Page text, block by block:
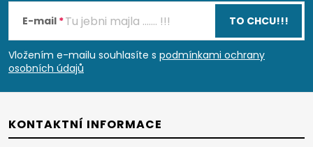
p
a
t
E-mail
Vložením e-mailu souhlasíte s podmínkami ochrany
osobních údajů
TO CHCU!!!
KONTAKTNÍ INFORMACE